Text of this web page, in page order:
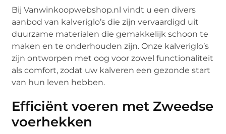
Bij Vanwinkoopwebshop.nl vindt u een divers
aanbod van kalveriglo’s die zijn vervaardigd uit
duurzame materialen die gemakkelijk schoon te
maken en te onderhouden zijn. Onze kalveriglo’s
zijn ontworpen met oog voor zowel functionaliteit
als comfort, zodat uw kalveren een gezonde start
van hun leven hebben.
Efficiënt voeren met Zweedse
voerhekken